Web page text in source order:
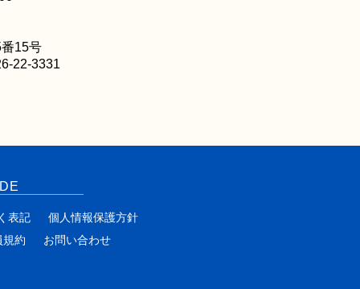
15号
22-3331
表記
個人情報保護方針
規約
お問い合わせ